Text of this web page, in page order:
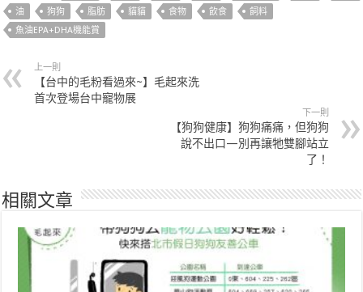
油
狗狗 脂肪 貓貓 食物 飲食
飼料
魚油EPA+DHA機能賞
上一則
【台中的毛粉看過來~】毛起來洗
首次登場台中寵物展
下一則
【狗狗健康】狗狗痛痛，但狗狗
說不出口—別再讓牠雙腳站立
了！
相關文章